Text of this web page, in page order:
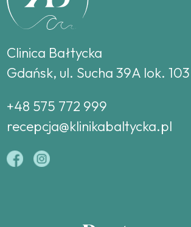
Clinica Bałtycka
Gdańsk, ul. Sucha 39A lok. 103
+48 575 772 999
recepcja@klinikabaltycka.pl